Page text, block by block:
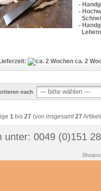
-
-
-
ca. 2
nach
1 bis 27 (von insgesamt 27
unter: 0049 (0)151